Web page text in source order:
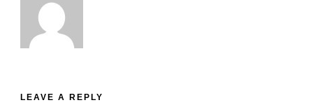
LEAVE A REPLY